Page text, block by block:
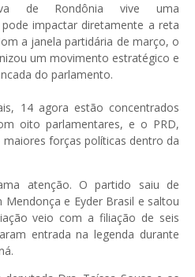
de Rondônia vive uma
impactar diretamente a reta
a janela partidária de março, o
um movimento estratégico e
do parlamento.
14 agora estão concentrados
oito parlamentares, e o PRD,
forças políticas dentro da
atenção. O partido saiu de
Mendonça e Eyder Brasil e saltou
veio com a filiação de seis
entrada na legenda durante